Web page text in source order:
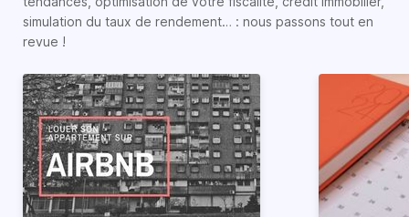
simulation du taux de rendement… : nous passons tout en
revue !